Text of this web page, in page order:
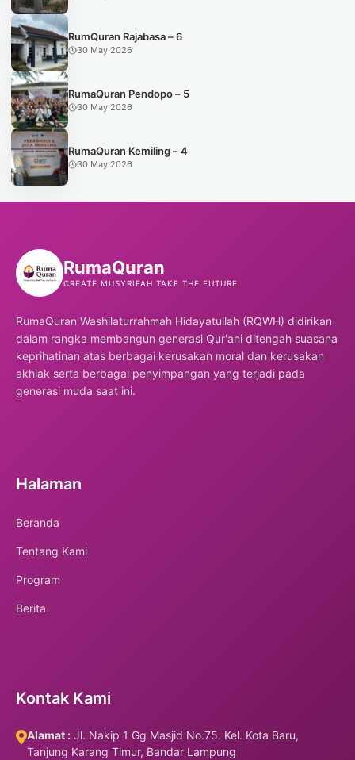
RumQuran Rajabasa – 6
30 May 2026
RumaQuran Pendopo – 5
30 May 2026
RumaQuran Kemiling – 4
30 May 2026
RumaQuran
CREATE MUSYRIFAH TAKE THE FUTURE
RumaQuran Washilaturrahmah Hidayatullah (RQWH) didirikan
dalam rangka membangun generasi Qur'ani ditengah suasana
keprihatinan atas berbagai kerusakan moral dan kerusakan
akhlak serta berbagai penyimpangan yang terjadi pada
generasi muda saat ini.
Halaman
Beranda
Tentang Kami
Program
Berita
Kontak Kami
Alamat : Jl. Nakip 1 Gg Masjid No.75. Kel. Kota Baru,
Tanjung Karang Timur, Bandar Lampung